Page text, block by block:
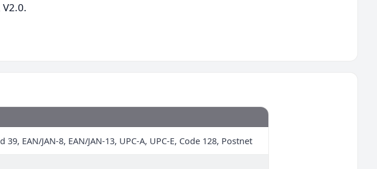
39, EAN/JAN-8, EAN/JAN-13, UPC-A, UPC-E, Code 128, Postnet